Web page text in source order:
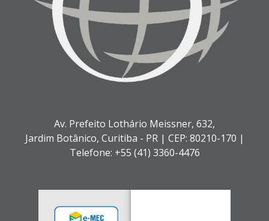
Av. Prefeito Lothário Meissner, 632,
Jardim Botânico, Curitiba - PR | CEP: 80210-170 |
Telefone: +55 (41) 3360-4476